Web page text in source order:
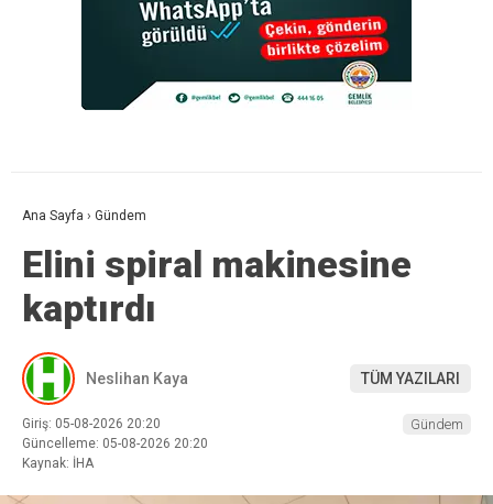
Ana Sayfa › Gündem
Elini spiral makinesine
kaptırdı
Neslihan Kaya TÜM YAZILARI
Giriş: 05-08-2026 20:20
Güncelleme: 05-08-2026 20:20
Kaynak: İHA
Gündem